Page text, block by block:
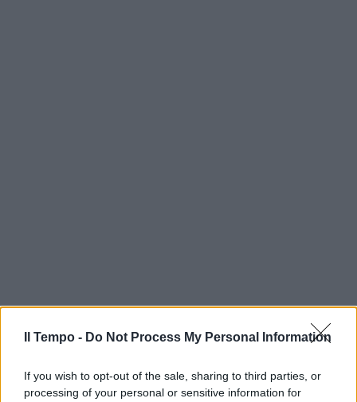
Il Tempo - Do Not Process My Personal Information
If you wish to opt-out of the sale, sharing to third parties, or
processing of your personal or sensitive information for